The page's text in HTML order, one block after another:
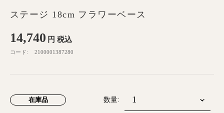
ステージ 18cm フラワーベース
14,740 円 税込
コード: 2100001387280
在庫品 数量: